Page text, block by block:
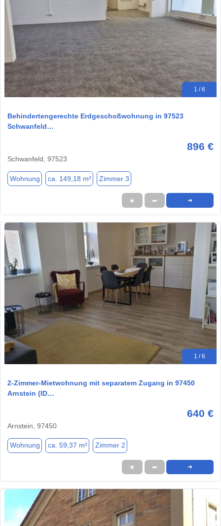
1 / 6
Behindertengerechte Erdgeschoßwohnung in 97523
Schwanfeld…
896 €
Schwanfeld, 97523
Wohnung ca. 149,18 m² Zimmer 3
★ ➦ ➜
1 / 6
2-Zimmer-Mietwohnung mit separatem Zugang in 97450
Arnstein (ID…
640 €
Arnstein, 97450
Wohnung ca. 59,37 m² Zimmer 2
★ ➦ ➜